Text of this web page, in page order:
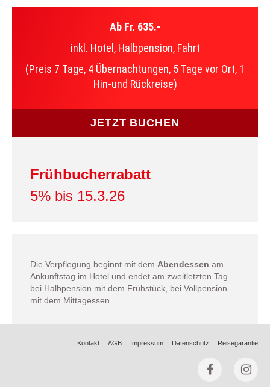
Ab Fr. 635.-
inkl. Hotel, Halbpension, Fahrt
(Preis 7 Tage, 4 Übernachtungen, 5 Tage vor Ort, 1
Hin-und Rückreise)
JETZT BUCHEN
Frühbucherrabatt
5% bis 15.3.26
Die Verpflegung beginnt mit dem Abendessen am
Ankunftstag im Hotel und endet am zweitletzten Tag
bei Halbpension mit dem Frühstück, bei Vollpension
mit dem Mittagessen.
Kontakt AGB Impressum Datenschutz Reisegarantie